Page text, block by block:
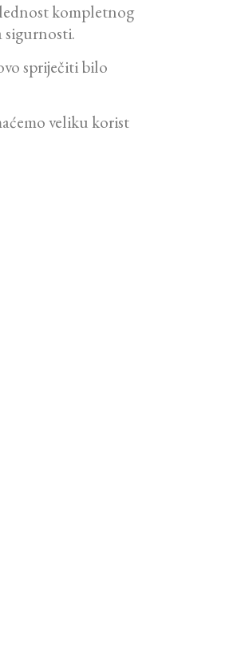
kompletnog
sigurnosti.
spriječiti bilo
veliku korist